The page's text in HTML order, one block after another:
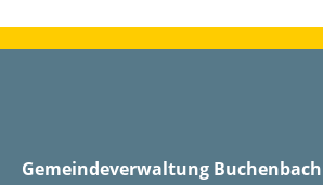
Gemeindeverwaltung Buchenbach